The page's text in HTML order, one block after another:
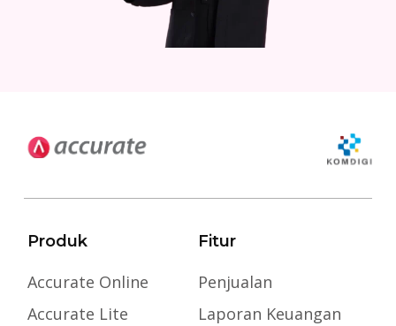
Produk
Accurate Online
Accurate Lite
Fitur
Penjualan
Laporan Keuangan